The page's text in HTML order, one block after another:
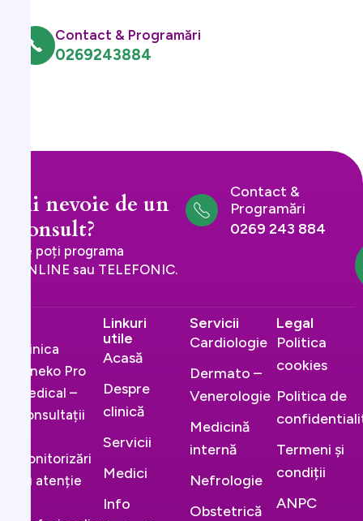
Contact & Programări
0269243884
Ai nevoie de un
consult?
Te poți programa
ONLINE sau TELEFONIC.
Contact &
Programări
0269 243 884
Clinica
Gineko Pro
Medical –
Consultații
monitorizări
cu atenție
Linkuri
utile
Acasă
Despre
clinică
Servicii
Medici
Info
Servicii
Cardiologie
Dermato –
Venerologie
Medicină
internă
Nefrologie
Obstetrică
Legal
Politica
cookies
Politica de
Termeni și
condiții
ANPC